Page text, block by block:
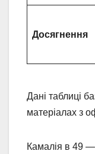
Досягнення
Дані таблиці
матеріалах з
Камалія в 49